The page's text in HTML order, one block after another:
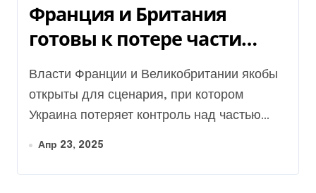
Франция и Британия
готовы к потере части
территорий Украины, —
WSJ
Власти Франции и Великобритании якобы
открыты для сценария, при котором
Украина потеряет контроль над частью...
Апр 23, 2025